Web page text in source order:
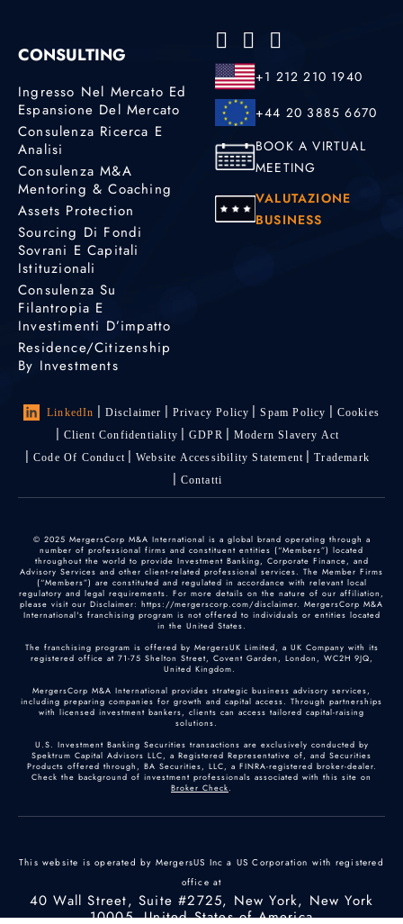
CONSULTING
Ingresso Nel Mercato Ed
Espansione Del Mercato
Consulenza Ricerca E
Analisi
Consulenza M&A
Mentoring & Coaching
Assets Protection
Sourcing Di Fondi
Sovrani E Capitali
Istituzionali
Consulenza Su
Filantropia E
Investimenti D’impatto
Residence/Citizenship
By Investments
+1 212 210 1940
+44 20 3885 6670
BOOK A VIRTUAL
MEETING
VALUTAZIONE
BUSINESS
LinkedIn Disclaimer Privacy Policy Spam Policy
Cookies
Client Confidentiality
GDPR
Modern Slavery Act
Code Of Conduct
Website Accessibility Statement
Trademark
Contatti
© 2025 MergersCorp M&A International is a global brand operating through a
number of professional firms and constituent entities (“Members”) located
throughout the world to provide Investment Banking, Corporate Finance, and
Advisory Services and other client-related professional services. The Member Firms
(“Members”) are constituted and regulated in accordance with relevant local
regulatory and legal requirements. For more details on the nature of our affiliation,
please visit our Disclaimer: https://mergerscorp.com/disclaimer. MergersCorp M&A
International's franchising program is not offered to individuals or entities located
in the United States.
The franchising program is offered by MergersUK Limited, a UK Company with its
registered office at 71-75 Shelton Street, Covent Garden, London, WC2H 9JQ,
United Kingdom.
MergersCorp M&A International provides strategic business advisory services,
including preparing companies for growth and capital access. Through partnerships
with licensed investment bankers, clients can access tailored capital-raising
solutions.
U.S. Investment Banking Securities transactions are exclusively conducted by
Spektrum Capital Advisors LLC, a Registered Representative of, and Securities
Products offered through, BA Securities, LLC, a FINRA-registered broker-dealer.
Check the background of investment professionals associated with this site on
Broker Check.
This website is operated by MergersUS Inc a US Corporation with registered
office at
40 Wall Street, Suite #2725, New York, New York
10005, United States of America